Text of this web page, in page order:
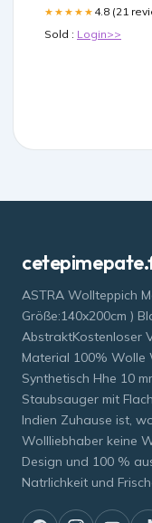
★★★★★ 4.8 (21
Sold : Login>>
ASTRA Wollteppich
Größe:140x200cm )
AbstraktKostenloser
Material 100% Wolle
Synthetisch Hhe 10
Staubsauger mit
Indien Zuhause ist,
Wollliebhaber keine
Design und 100 %
Natrlichkeit und